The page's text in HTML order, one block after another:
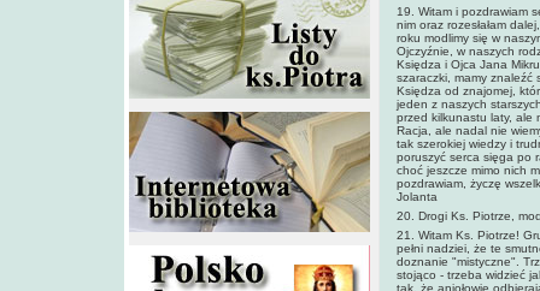
19. Witam i pozdrawiam
nim oraz rozesłałam
roku modlimy się w
Ojczyźnie, w naszych
Księdza i Ojca Jana
szaraczki, mamy znaleźć
Księdza od znajomej,
jeden z naszych
przed kilkunastu laty, ale
Racja, ale nadal nie
tak szerokiej wiedzy i
poruszyć serca sięga po
choć jeszcze mimo nich
pozdrawiam, życzę
Jolanta
20. Drogi Ks. Piotrze,
21. Witam Ks. Piotrze!
pełni nadziei, że te
doznanie "mistyczne".
stojąco - trzeba widzieć
tak, że aniołowie